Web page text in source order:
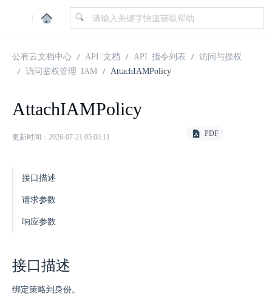
|
公有云文档中心 API 文档 API 指令列表
访问与授权
访问鉴权管理 IAM
AttachIAMPolicy
AttachIAMPolicy
更新时间：2026-07-21 05:03:11 PDF
接口描述
请求参数
响应参数
接口描述
绑定策略到身份。